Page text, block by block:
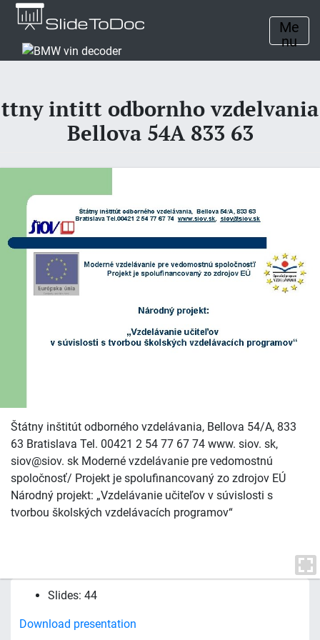
Me
nu
ttny intitt odbornho vzdelvania
Bellova 54A 833 63
Štátny inštitút odborného vzdelávania, Bellova 54/A, 833
63 Bratislava Tel. 00421 2 54 77 67 74 www. siov. sk,
siov@siov. sk Moderné vzdelávanie pre vedomostnú
spoločnosť/ Projekt je spolufinancovaný zo zdrojov EÚ
Národný projekt: „Vzdelávanie učiteľov v súvislosti s
tvorbou školských vzdelávacích programov“
Slides: 44
Download presentation